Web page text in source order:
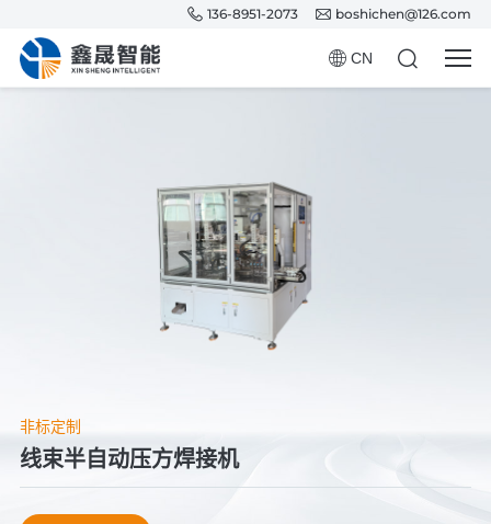
136-8951-2073 boshichen@126.com
CN
非标定制
线束半自动压方焊接机